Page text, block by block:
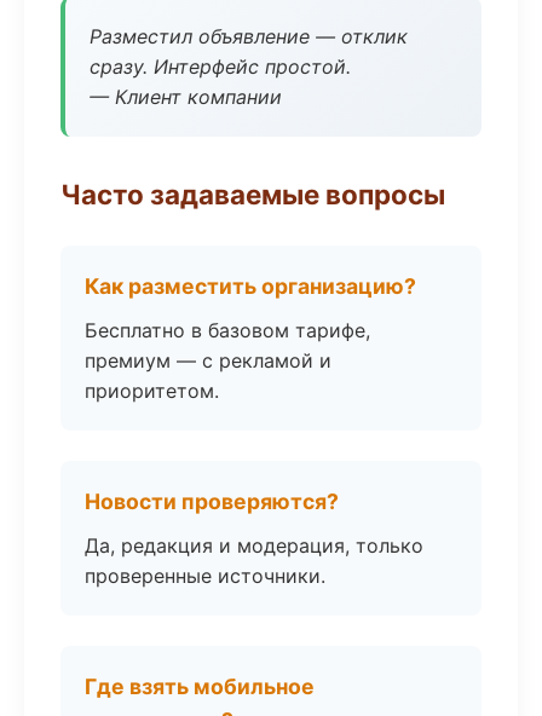
Разместил объявление — отклик
сразу. Интерфейс простой.
— Клиент компании
Часто задаваемые вопросы
Как разместить организацию?
Бесплатно в базовом тарифе,
премиум — с рекламой и
приоритетом.
Новости проверяются?
Да, редакция и модерация, только
проверенные источники.
Где взять мобильное